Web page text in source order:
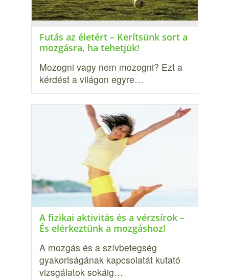
Futás az életért – Kerítsünk sort a
mozgásra, ha tehetjük!
Mozogni vagy nem mozogni? Ezt a
kérdést a világon egyre…
A fizikai aktivitás és a vérzsírok –
És elérkeztünk a mozgáshoz!
A mozgás és a szívbetegség
gyakoriságának kapcsolatát kutató
vizsgálatok sokáig…